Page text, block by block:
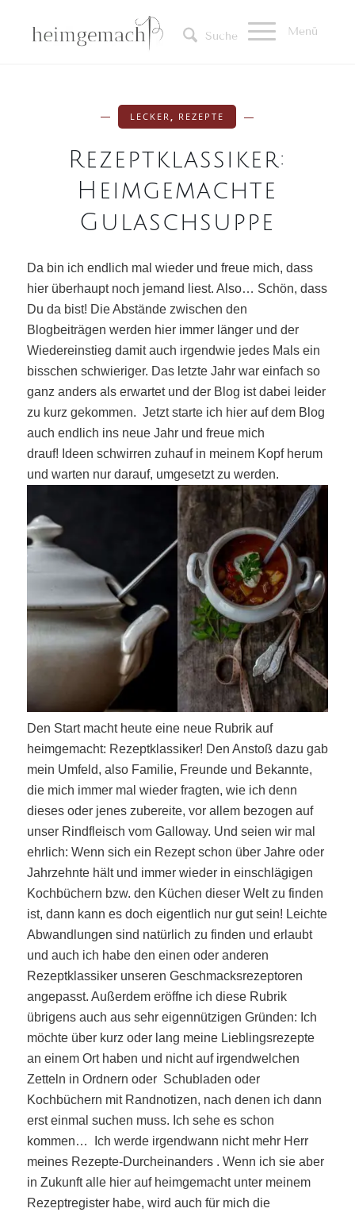
Suche Menü
LECKER, REZEPTE
Rezeptklassiker:
Heimgemachte
Gulaschsuppe
Da bin ich endlich mal wieder und freue mich, dass
hier überhaupt noch jemand liest. Also… Schön, dass
Du da bist! Die Abstände zwischen den
Blogbeiträgen werden hier immer länger und der
Wiedereinstieg damit auch irgendwie jedes Mals ein
bisschen schwieriger. Das letzte Jahr war einfach so
ganz anders als erwartet und der Blog ist dabei leider
zu kurz gekommen. Jetzt starte ich hier auf dem Blog
auch endlich ins neue Jahr und freue mich
drauf! Ideen schwirren zuhauf in meinem Kopf herum
und warten nur darauf, umgesetzt zu werden.
Den Start macht heute eine neue Rubrik auf
heimgemacht: Rezeptklassiker! Den Anstoß dazu gab
mein Umfeld, also Familie, Freunde und Bekannte,
die mich immer mal wieder fragten, wie ich denn
dieses oder jenes zubereite, vor allem bezogen auf
unser Rindfleisch vom Galloway. Und seien wir mal
ehrlich: Wenn sich ein Rezept schon über Jahre oder
Jahrzehnte hält und immer wieder in einschlägigen
Kochbüchern bzw. den Küchen dieser Welt zu finden
ist, dann kann es doch eigentlich nur gut sein! Leichte
Abwandlungen sind natürlich zu finden und erlaubt
und auch ich habe den einen oder anderen
Rezeptklassiker unseren Geschmacksrezeptoren
angepasst. Außerdem eröffne ich diese Rubrik
übrigens auch aus sehr eigennützigen Gründen: Ich
möchte über kurz oder lang meine Lieblingsrezepte
an einem Ort haben und nicht auf irgendwelchen
Zetteln in Ordnern oder Schubladen oder
Kochbüchern mit Randnotizen, nach denen ich dann
erst einmal suchen muss. Ich sehe es schon
kommen…
Ich werde irgendwann nicht mehr Herr
meines Rezepte-Durcheinanders . Wenn ich sie aber
in Zukunft alle hier auf heimgemacht unter meinem
Rezeptregister habe, wird auch für mich die